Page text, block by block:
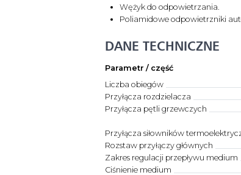
Wężyk do odpowietrzania.
Poliamidowe odpowietrzniki
DANE TECHNICZNE
Parametr / część
Liczba obiegów
Przyłącza rozdzielacza
Przyłącza pętli grzewczych
Przyłącza siłowników
Rozstaw przyłączy głównych
Zakres regulacji przepływu medium
Ciśnienie medium